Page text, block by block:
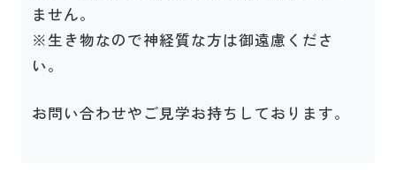
ません。
※生き物なので神経質な方は御遠慮くださ
い。
お問い合わせやご見学お持ちしております。